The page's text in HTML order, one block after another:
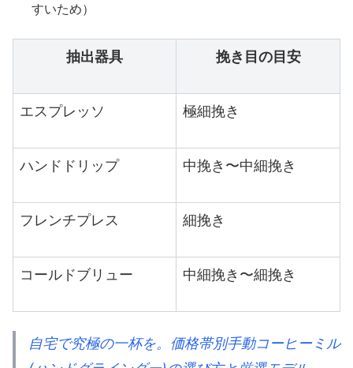
すいため）
抽出器具 挽き目の目安
エスプレッソ 極細挽き
ハンドドリップ 中挽き〜中細挽き
フレンチプレス 細挽き
コールドブリュー 中細挽き〜細挽き
自宅で究極の一杯を。価格帯別手動コーヒーミル